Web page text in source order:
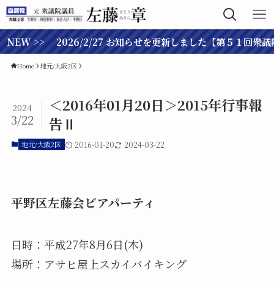
>> 2026/2/27 お知らせを更新しました【第５１回衆議院総選
Home 地元/大阪2区
＜2016年01月20日＞2015年行事報
告Ⅱ
2024
3/22
地元/大阪2区 2016-01-20 2024-03-22
平野区左藤会ビアパーティ
日時：平成27年8月6日(木)
場所：アサヒ屋上スカイバイキング